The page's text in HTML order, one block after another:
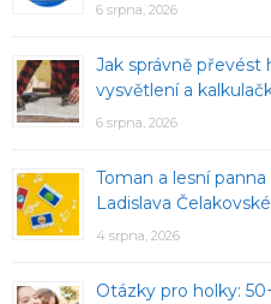
6 srpna, 2026
Jak správně převést
vysvětlení a
6 srpna, 2026
Toman a lesní panna
Ladislava
4 srpna, 2026
Otázky pro holky: